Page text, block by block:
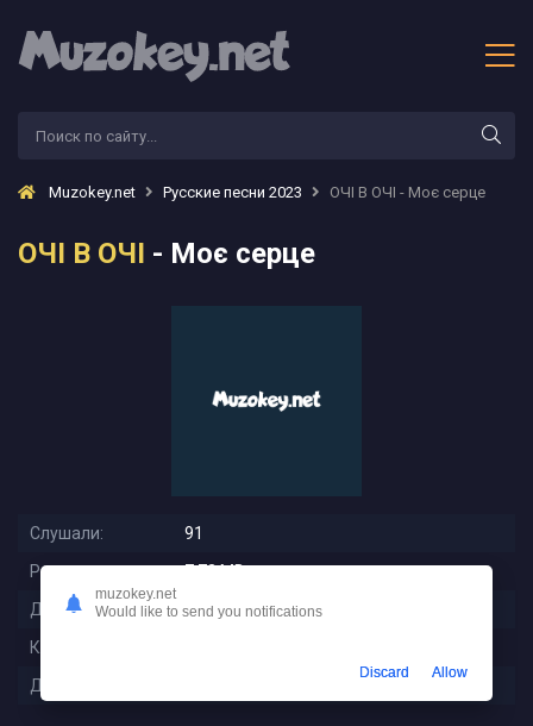
Muzokey.net Русские песни 2023 ОЧІ В ОЧІ - Моє серце
ОЧІ В ОЧІ - Моє серце
Слушали:
91
Размер:
7.72 MB
Длительность:
3:21
Качество:
Дата релиза:
muzokey.net
Would like to send you notifications
Discard Allow